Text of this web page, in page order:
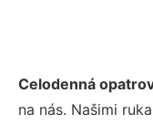
Celodenná
na nás. Našimi